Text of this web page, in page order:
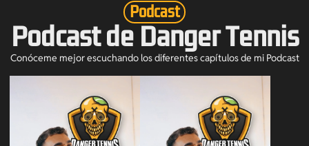
Podcast
Podcast de Danger Tennis
Conóceme mejor escuchando los diferentes capítulos de mi Podcast